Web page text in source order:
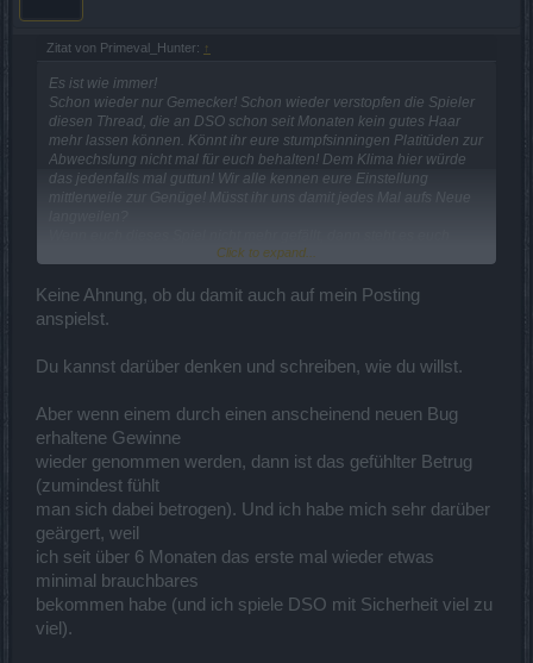
Zitat von Primeval_Hunter: ↑
Es ist wie immer!
Schon wieder nur Gemecker! Schon wieder verstopfen die Spieler
diesen Thread, die an DSO schon seit Monaten kein gutes Haar
mehr lassen können. Könnt ihr eure stumpfsinningen Platitüden zur
Abwechslung nicht mal für euch behalten! Dem Klima hier würde
das jedenfalls mal guttun! Wir alle kennen eure Einstellung
mittlerweile zur Genüge! Müsst ihr uns damit jedes Mal aufs Neue
jederzeit frei euren Account zu löschen. Geht und alle sind
Niemand braucht eure nur um Polemik bemühten Beiträge! Die
sind weder besonders geistreich, noch tragen sie konstruktiv zur
Verbesserung des Spieles bei. Sie wurden von euch einzig und
Ich bin in vielen Spieleforen unterwegs, aber in keinem Anderen
nicht etwa daran, dass DSO besonders schlecht wäre - nein! Es
sind Leute wie ihr, die diese unanagenehme Umgebung selbst
schaffen. Würdet ihr, wie ihr sagt, andere Games zocken, wüsstet
ihr, dass jeder große Anbieter die gleiche Strategie verfolgt, wie BP.
Wir leben nun mal in einem kapitalistischen Land und da wird
gewinnorientiert gearbeitet. Wir leben aber auch in einem Land, in
dem jeder frei entscheiden kann! Niemand MUSS Geld ausgeben!
Man kann DSO problemlos spielen ohne auch nur einen Cent zu
investieren! Ich kenne Spiele, die kann man entweder gar nicht
spielen ohne zu investieren, oder einem erwachsen so erhebliche
Nachteile, dass es keinen Sinn macht ohne Geldeinsatz überhaupt
damit anzufangen. Was wollt ihr also? Ich spiele dieses Spiel
mittlerweile seit mehr als 2 Jahren und in dieser Zeit hat sich
Click to expand...
Keine Ahnung, ob du damit auch auf mein Posting
anspielst.
Du kannst darüber denken und schreiben, wie du willst.
Aber wenn einem durch einen anscheinend neuen Bug
erhaltene Gewinne
wieder genommen werden, dann ist das gefühlter Betrug
(zumindest fühlt
man sich dabei betrogen). Und ich habe mich sehr darüber
geärgert, weil
ich seit über 6 Monaten das erste mal wieder etwas
minimal brauchbares
bekommen habe (und ich spiele DSO mit Sicherheit viel zu
viel).